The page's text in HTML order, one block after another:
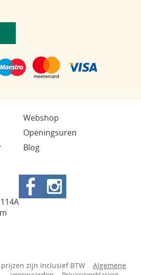
Webshop
Openingsuren
Blog
zijn Inclusief BTW
Algemene